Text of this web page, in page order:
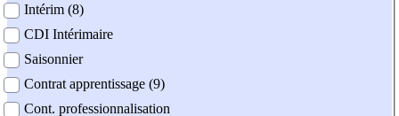
Intérim (8)
CDI Intérimaire
Saisonnier
Contrat apprentissage (9)
Cont. professionnalisation